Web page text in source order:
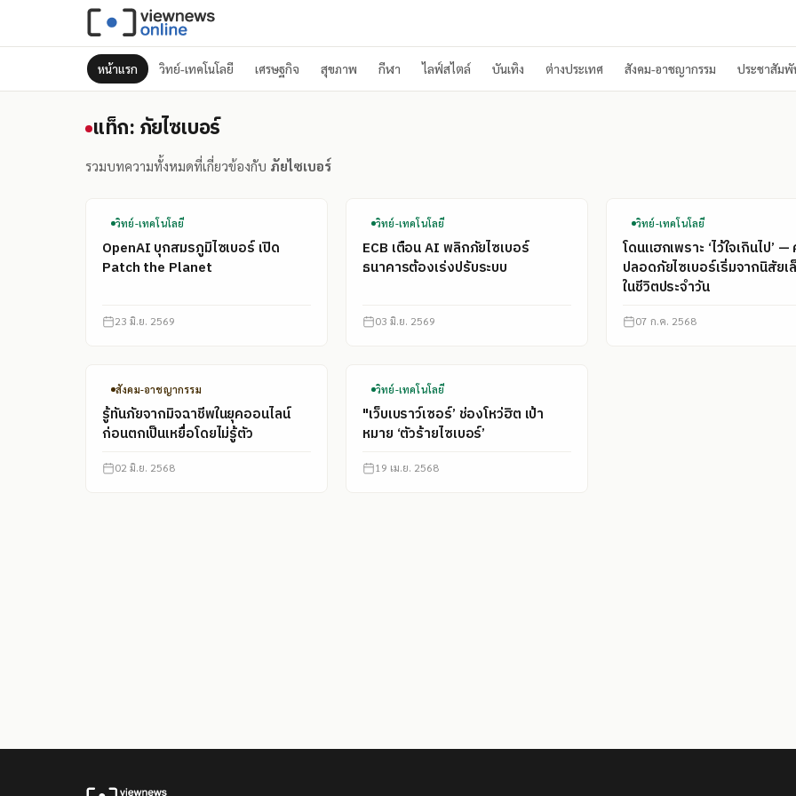
หน้าแรก วิทย์-เทคโนโลยี เศรษฐกิจ สุขภาพ กีฬา ไลฟ์สไตล์ บันเทิง ต่างประเทศ สังคม-อาชญากรรม ประชาสัมพั
แท็ก: ภัยไซเบอร์
แท็ก: ภัยไซเบอร์
รวมบทความทั้งหมดที่เกี่ยวข้องกับ ภัยไซเบอร์
วิทย์-เทคโนโลยี
OpenAI บุกสมรภูมิไซเบอร์ เปิด
Patch the Planet
23 มิ.ย. 2569
วิทย์-เทคโนโลยี
ECB เตือน AI พลิกภัยไซเบอร์
ธนาคารต้องเร่งปรับระบบ
03 มิ.ย. 2569
วิทย์-เทคโนโลยี
โดนแฮกเพราะ ‘ไว้ใจเกินไป’ —
ปลอดภัยไซเบอร์เริ่มจากนิสัยเ
ในชีวิตประจำวัน
07 ก.ค. 2568
สังคม-อาชญากรรม
รู้ทันภัยจากมิจฉาชีพในยุคออนไลน์
ก่อนตกเป็นเหยื่อโดยไม่รู้ตัว
02 มิ.ย. 2568
วิทย์-เทคโนโลยี
"เว็บเบราว์เซอร์’ ช่องโหว่ฮิต เป้า
หมาย ‘ตัวร้ายไซเบอร์’
19 เม.ย. 2568